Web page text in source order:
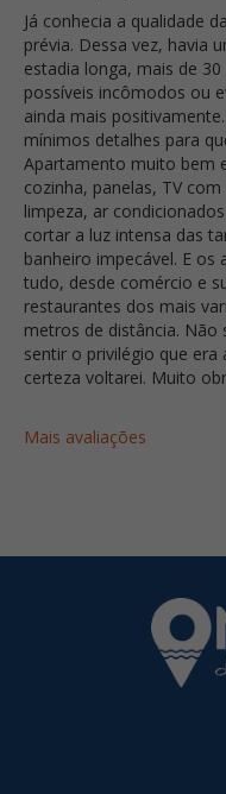
Já conhecia a qualidade
prévia. Dessa vez, havia
estadia longa, mais de
possíveis incômodos ou
ainda mais
mínimos detalhes para
Apartamento muito bem
cozinha, panelas, TV
limpeza, ar
cortar a luz intensa das
banheiro impecável. E
tudo, desde comércio e
restaurantes dos mais
metros de distância.
sentir o privilégio que era
certeza voltarei. Muito
Mais avaliações